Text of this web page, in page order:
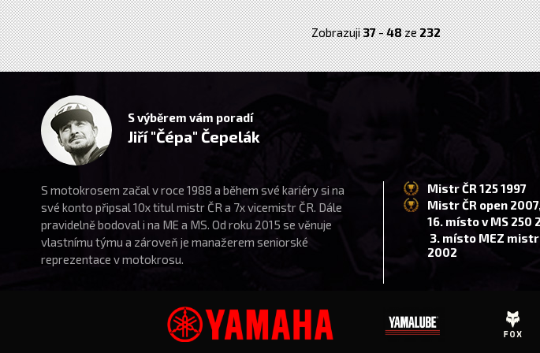
Zobrazuji37-48ze232
S výběrem vám poradí
Jiří "Čépa" Čepelák
S motokrosem začal v roce 1988 a během své kariéry si na
své konto připsal 10x titul mistr ČR a 7x vicemistr ČR. Dále
pravidelně bodoval i na ME a MS. Od roku 2015 se věnuje
vlastnímu týmu a zároveň je manažerem seniorské
reprezentace v motokrosu.
Mistr ČR 125 1997
Mistr ČR open
16. místo v MS 250
3. místo MEZ
2002